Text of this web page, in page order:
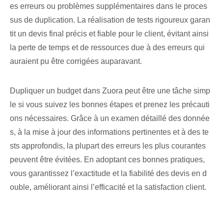
es erreurs ou problèmes supplémentaires dans le proces
sus de duplication. La réalisation de tests rigoureux garan
tit un devis final précis et fiable pour le client, évitant ainsi
la perte de temps et de ressources due à des erreurs qui
auraient pu être corrigées auparavant.
Dupliquer un budget dans Zuora peut être une tâche simp
le si vous suivez les bonnes étapes et prenez les précauti
ons nécessaires. Grâce à un examen détaillé des donnée
s, à la mise à jour des informations pertinentes et à des te
sts approfondis, la plupart des erreurs les plus courantes
peuvent être évitées. En adoptant ces bonnes pratiques,
vous garantissez l’exactitude et la fiabilité des devis en d
ouble, améliorant ainsi l’efficacité et la satisfaction client.